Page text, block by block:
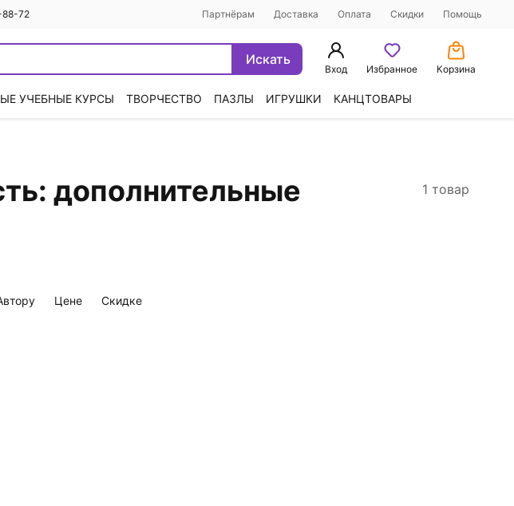
88-72 Партнёрам Доставка Оплата Скидки Помощь
Искать
Вход Избранное Корзина
УЧЕБНЫЕ КУРСЫ ТВОРЧЕСТВО ПАЗЛЫ ИГРУШКИ КАНЦТОВАРЫ
дополнительные
1 товар
автору цене скидке